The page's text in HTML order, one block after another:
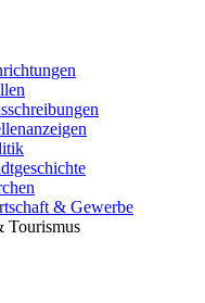
& Gewerbe
Tourismus